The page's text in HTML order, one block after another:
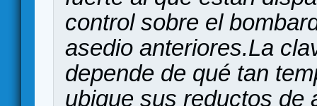
control sobre el
asedio anteriores.La
depende de qué tan
ubique sus reductos de